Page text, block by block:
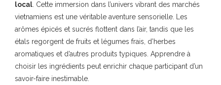
local. Cette immersion dans l’univers vibrant des marchés
vietnamiens est une véritable aventure sensorielle. Les
arômes épicés et sucrés flottent dans l’air, tandis que les
étals regorgent de fruits et légumes frais, d’herbes
aromatiques et d’autres produits typiques. Apprendre à
choisir les ingrédients peut enrichir chaque participant d’un
savoir-faire inestimable.